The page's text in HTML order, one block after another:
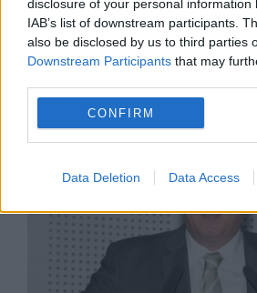
disclosure of your personal information
IAB’s list of downstream participants.
also be disclosed by us to third parties
Downstream Participants that may
CONFIRM
Data Deletion Data Access
Marian Voinea, omul de
să pună mâna pe fondurile
temuta grupare